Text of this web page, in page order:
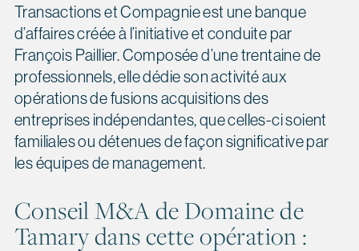
Transactions et Compagnie est une banque
d’affaires créée à l’initiative et conduite par
François Paillier. Composée d’une trentaine de
professionnels, elle dédie son activité aux
opérations de fusions acquisitions des
entreprises indépendantes, que celles-ci soient
familiales ou détenues de façon significative par
les équipes de management.
Conseil M&A de Domaine de
Tamary dans cette opération :